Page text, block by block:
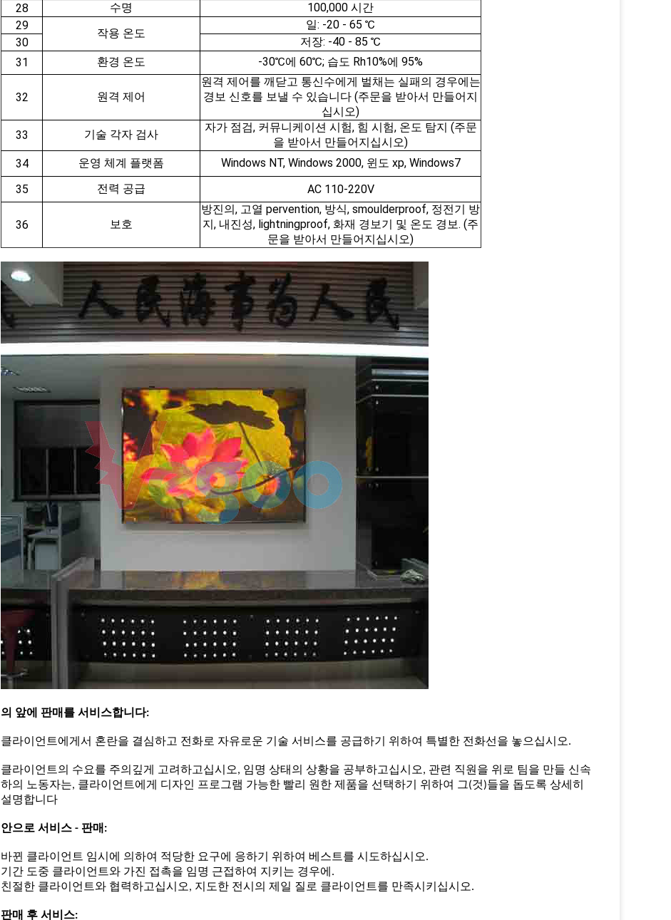
28
수명
100,000 시간
29
작용 온도
일: -20 - 65 ℃
30
저장: -40 - 85 ℃
31
환경 온도 -30℃에 60℃; 습도 Rh10%에 95%
32 원격 제어
원격 제어를 깨닫고 통신수에게 벌채는 실패의 경우에는
경보 신호를 보낼 수 있습니다 (주문을 받아서 만들어지
십시오)
33
기술 각자 검사
자가 점검, 커뮤니케이션 시험, 힘 시험, 온도 탐지 (주문
을 받아서 만들어지십시오)
34
운영 체계 플랫폼
Windows NT, Windows 2000, 윈도 xp, Windows7
35
전력 공급 AC 110-220V
36 보호
방진의, 고열 pervention, 방식, smoulderproof, 정전기 방
지, 내진성, lightningproof, 화재 경보기 및 온도 경보. (주
문을 받아서 만들어지십시오)
의 앞에 판매를 서비스합니다:
클라이언트에게서 혼란을 결심하고 전화로 자유로운 기술 서비스를 공급하기 위하여 특별한 전화선을 놓으십시오.
클라이언트의 수요를 주의깊게 고려하고십시오, 임명 상태의 상황을 공부하고십시오, 관련 직원을 위로 팀을 만들 신속
하의 노동자는, 클라이언트에게 디자인 프로그램 가능한 빨리 원한 제품을 선택하기 위하여 그(것)들을 돕도록 상세히
설명합니다
안으로 서비스 - 판매:
바뀐 클라이언트 임시에 의하여 적당한 요구에 응하기 위하여 베스트를 시도하십시오.
기간 도중 클라이언트와 가진 접촉을 임명 근접하여 지키는 경우에.
친절한 클라이언트와 협력하고십시오, 지도한 전시의 제일 질로 클라이언트를 만족시키십시오.
판매 후 서비스: